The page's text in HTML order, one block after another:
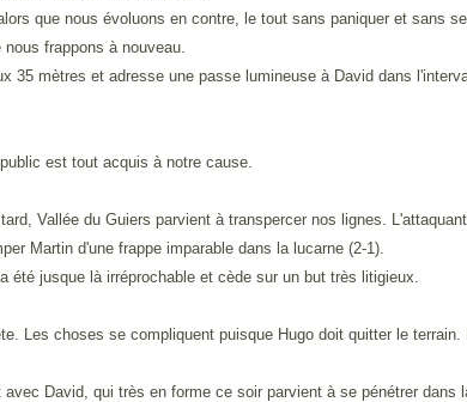
que nous évoluons en contre, le tout sans paniquer et sans
frappons à nouveau.
35 mètres et adresse une passe lumineuse à David dans
est tout acquis à notre cause.
Vallée du Guiers parvient à transpercer nos lignes.
Martin d'une frappe imparable dans la lucarne (2-1).
été jusque là irréprochable et cède sur un but très litigieux.
Les choses se compliquent puisque Hugo doit quitter le
David, qui très en forme ce soir parvient à se pénétrer